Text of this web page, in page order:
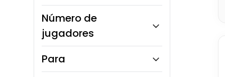
Intermedio
Número de
jugadores
Para